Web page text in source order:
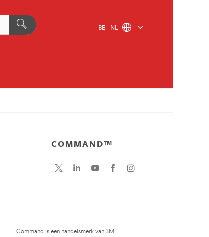
BE - NL
COMMAND™
Command is een handelsmerk van 3M.